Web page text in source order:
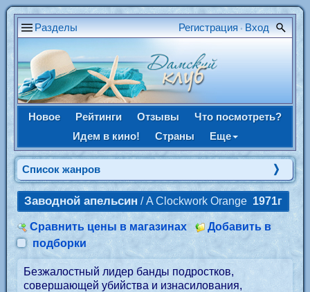
Разделы Регистрация • Вход
Новое Рейтинги Отзывы
Что посмотреть?
Идем в кино!
Страны Еще
Список жанров
Заводной апельсин / A Clockwork Orange 1971г
Сравнить цены в магазинах
Добавить в
подборки
Безжалостный лидер банды подростков,
совершающей убийства и изнасилования,